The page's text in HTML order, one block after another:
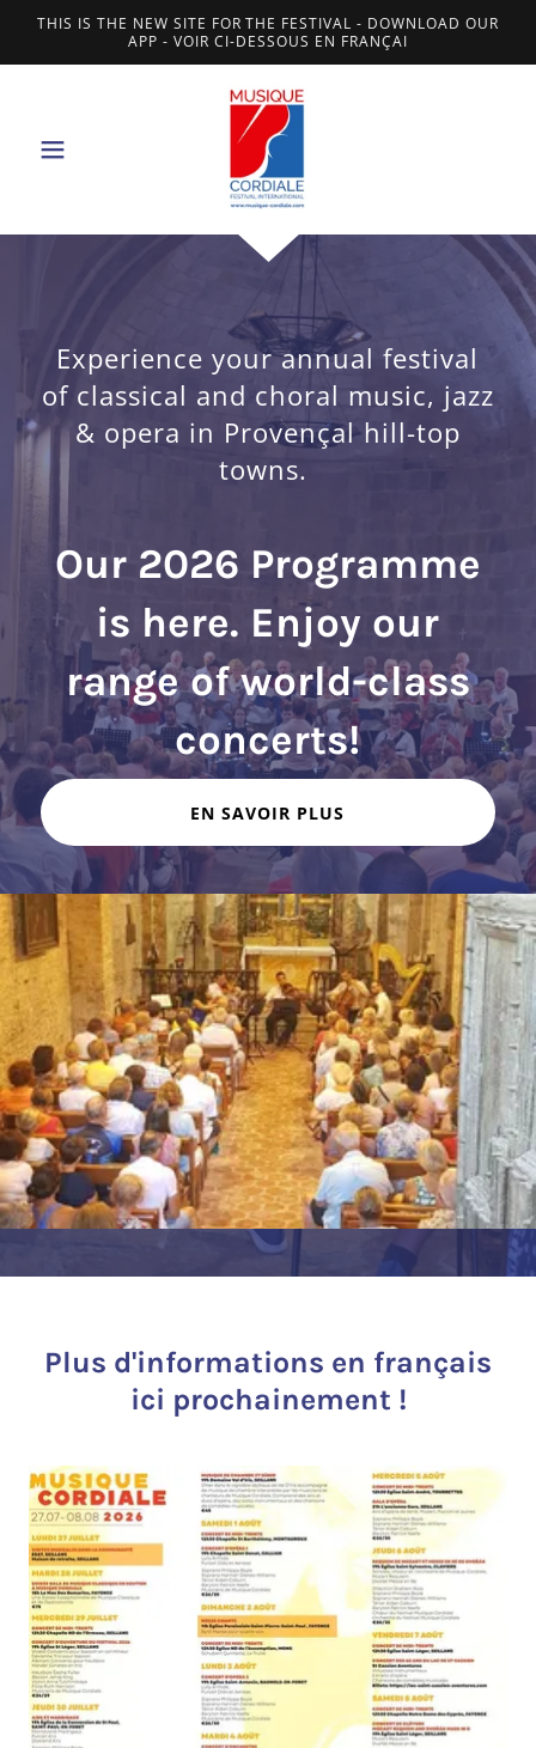
THIS IS THE NEW SITE FOR THE FESTIVAL - DOWNLOAD OUR
APP - VOIR CI-DESSOUS EN FRANÇAI
Experience your annual festival
of classical and choral music, jazz
& opera in Provençal hill-top
towns.
Our 2026 Programme
is here. Enjoy our
range of world-class
concerts!
EN SAVOIR PLUS
Plus d'informations en français
ici prochainement !